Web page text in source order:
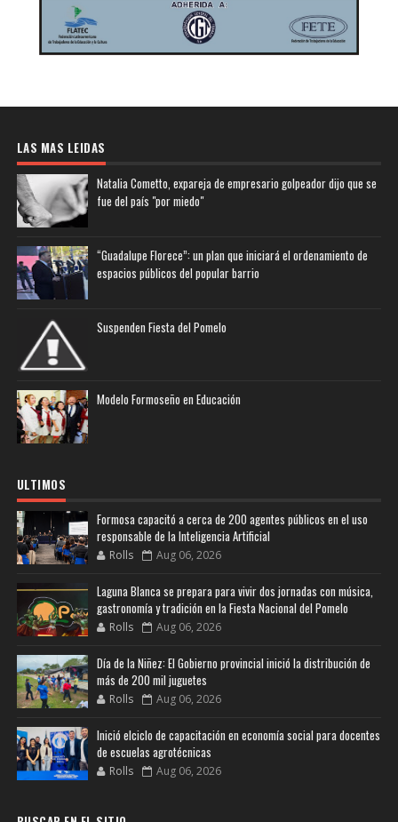
LAS MAS LEIDAS
Natalia Cometto, expareja de empresario golpeador dijo que se
fue del país "por miedo"
“Guadalupe Florece”: un plan que iniciará el ordenamiento de
espacios públicos del popular barrio
Suspenden Fiesta del Pomelo
Modelo Formoseño en Educación
ULTIMOS
Formosa capacitó a cerca de 200 agentes públicos en el uso
responsable de la Inteligencia Artificial
Rolls Aug 06, 2026
Laguna Blanca se prepara para vivir dos jornadas con música,
gastronomía y tradición en la Fiesta Nacional del Pomelo
Rolls Aug 06, 2026
Día de la Niñez: El Gobierno provincial inició la distribución de
más de 200 mil juguetes
Rolls Aug 06, 2026
Inició elciclo de capacitación en economía social para docentes
de escuelas agrotécnicas
Rolls Aug 06, 2026